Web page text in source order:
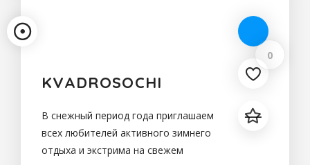
0
KVADROSOCHI
В снежный период года приглашаем
всех любителей активного зимнего
отдыха и экстрима на свежем